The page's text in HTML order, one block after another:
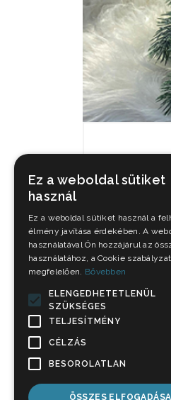
Az
Természet
Nov 15,
Ez a weboldal sütiket
használ
Ez a weboldal sütiket használ a
élmény javítása érdekében. A
használatával Ön hozzájárul az
használatához, a Cookie
megfelelően. Bővebben
ELENGEDHETETLENÜL
SZÜKSÉGES
TELJESÍTMÉNY
CÉLZÁS
BESOROLATLAN
ÖSSZES ELFOGADÁSA